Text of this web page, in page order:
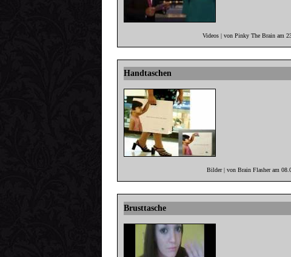
Videos | von Pinky The Brain am
Handtaschen
Bilder | von Brain Flasher am
Brusttasche